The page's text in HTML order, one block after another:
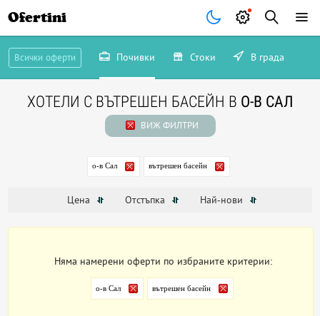
Ofertini
Всички оферти Почивки Стоки В града
ХОТЕЛИ С ВЪТРЕШЕН БАСЕЙН В О-В САЛ
ВИЖ ФИЛТРИ
о-в Сал вътрешен басейн
Цена Отстъпка Най-нови
Няма намерени оферти по избраните критерии:
о-в Сал вътрешен басейн